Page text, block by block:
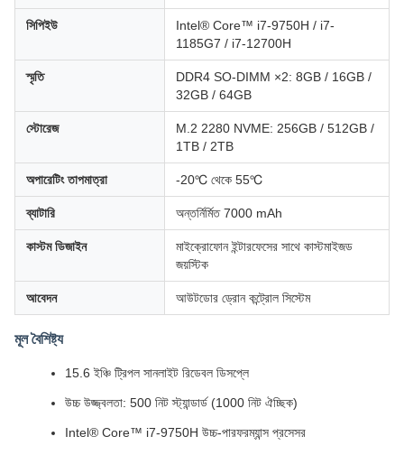
সিপিইউ
Intel® Core™ i7-9750H / i7-
1185G7 / i7-12700H
স্মৃতি
DDR4 SO-DIMM ×2: 8GB / 16GB /
32GB / 64GB
স্টোরেজ
M.2 2280 NVME: 256GB / 512GB /
1TB / 2TB
অপারেটিং তাপমাত্রা -20℃ থেকে 55℃
ব্যাটারি অন্তর্নির্মিত 7000 mAh
কাস্টম ডিজাইন
মাইক্রোফোন ইন্টারফেসের সাথে কাস্টমাইজড
জয়স্টিক
আবেদন আউটডোর ড্রোন কন্ট্রোল সিস্টেম
মূল বৈশিষ্ট্য
15.6 ইঞ্চি ট্রিপল সানলাইট রিডেবল ডিসপ্লে
উচ্চ উজ্জ্বলতা: 500 নিট স্ট্যান্ডার্ড (1000 নিট ঐচ্ছিক)
Intel® Core™ i7-9750H উচ্চ-পারফরম্যান্স প্রসেসর